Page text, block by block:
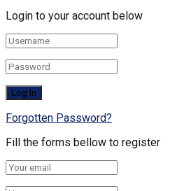
Login to your account below
Forgotten Password?
Fill the forms bellow to register